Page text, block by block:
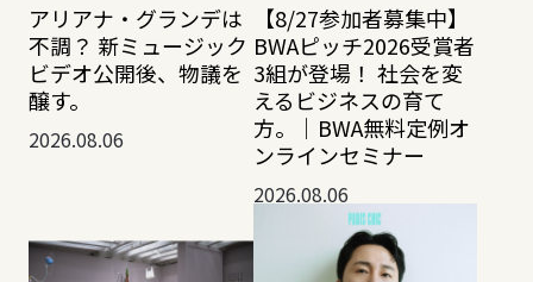
アリアナ・グランデは
不調？ 新ミュージック
ビデオ公開後、物議を
醸す。
2026.08.06
【8/27参加者募集中】
BWAピッチ2026受賞者
3組が登場！ 社会を変
えるビジネスの育て
方。｜BWA無料定例オ
ンラインセミナー
2026.08.06